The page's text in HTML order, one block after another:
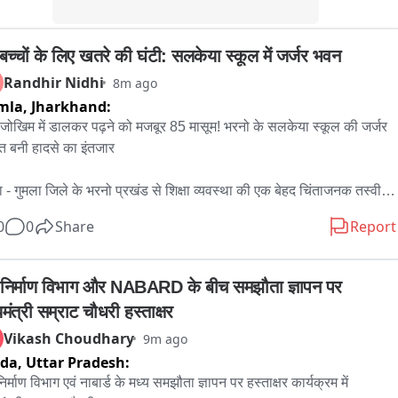
के लिए खतरे की घंटी: सलकेया स्कूल में जर्जर भवन
Randhir Nidhi 8m ago
Jharkhand:
में डालकर पढ़ने को मजबूर 85 मासूम! भरनो के सलकेया स्कूल की जर्जर
बनी हादसे का इंतजार
- गुमला जिले के भरनो प्रखंड से शिक्षा व्यवस्था की एक बेहद चिंताजनक तस्वीर
में डालकर पढ़ाई करने को मजबूर हैं। विद्यालय की जर्जर इमारत कभी भी
जिले के भरनो प्रखंड मुख्यालय से लगभग 25 किलोमीटर दूर स्थित सलकेया
का नव उत्क्रमित मध्य विद्यालय बदहाली की मार झेल रहा है। विद्यालय में कुल 85
छात्राएं नामांकन हैं, लेकिन सात कमरों में से छह कमरे पूरी तरह जर्जर हो चुके हैं।
ऐसी है कि सभी बच्चों की पढ़ाई एक ही कमरे में कराई जा रही है।
के मौसम में हालात और भी भयावह हो जाते हैं। छत से लगातार पानी टपकता है,
0 Share Report
विभाग और NABARD के बीच समझौता ज्ञापन पर
सम्राट चौधरी हस्ताक्षर
Vikash Choudhary 9m ago
Uttar Pradesh:
विभाग एवं नाबार्ड के मध्य समझौता ज्ञापन पर हस्ताक्षर कार्यक्रम में